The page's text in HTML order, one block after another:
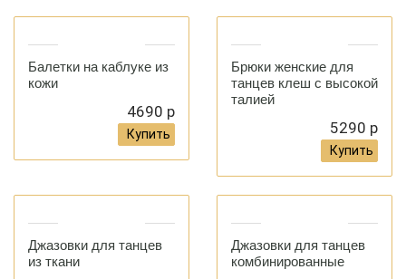
Балетки на каблуке из
кожи
4690 р
Купить
Брюки женские для
танцев клеш с высокой
талией
5290 р
Купить
Джазовки для танцев
из ткани
Джазовки для танцев
комбинированные